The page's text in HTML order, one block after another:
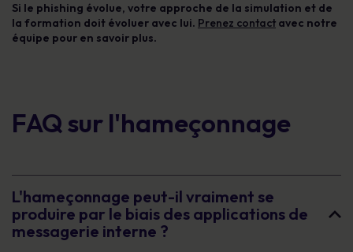
Si le phishing évolue, votre approche de la simulation et de
la formation doit évoluer avec lui. Prenez contact avec notre
équipe pour en savoir plus.
FAQ sur l'hameçonnage
L'hameçonnage peut-il vraiment se
produire par le biais des applications de
messagerie interne ?